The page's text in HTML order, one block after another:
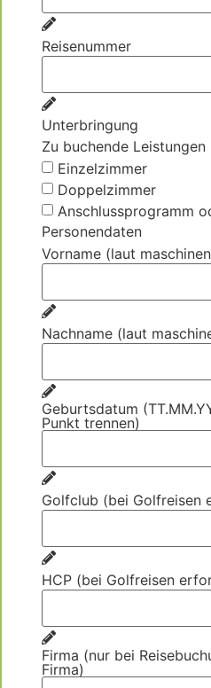
Reisenummer
Unterbringung
Zu buchende Leistungen
Einzelzimmer
Doppelzimmer
Anschlussprogramm
Personendaten
Vorname (laut
Nachname (laut
Geburtsdatum
Punkt trennen)
Golfclub (bei Golfreisen
HCP (bei Golfreisen
Firma (nur bei
Firma)